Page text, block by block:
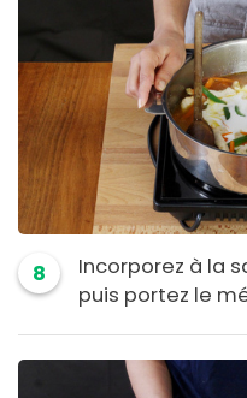
8
Incorporez à la
puis portez le